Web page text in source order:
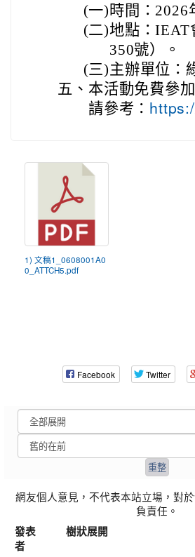
(一) 時間：2026
(二)地點：IEAT
350號）。
(三)主辦單位：
五、 本活動免費參
請參考：
1) 文稿1_0608001A0
0_ATTCH5.pdf
Facebook Twitter
網友個人意見，不代表本站立場，對
負責任。
發表
者
樹狀展開